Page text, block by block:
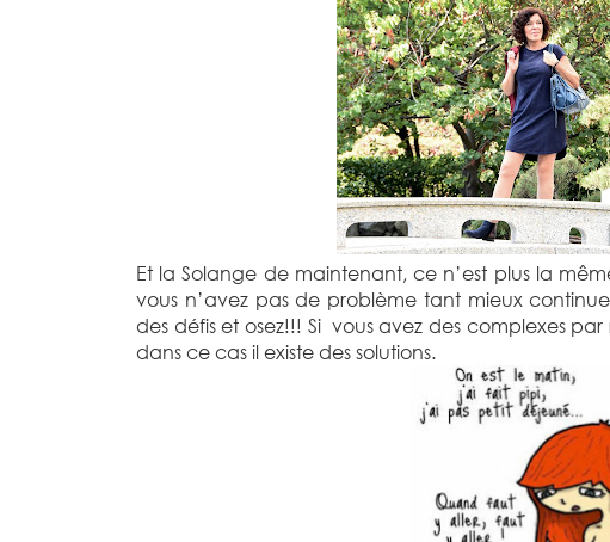
Et la Solange de maintenant, ce n’est plus la
vous n’avez pas de problème tant mieux
des défis et osez!!! Si vous avez des complexes
dans ce cas il existe des solutions.